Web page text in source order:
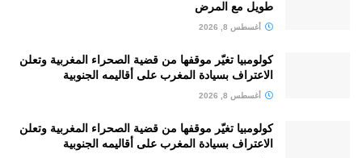
طويل مع المرض
أغسطس 8, 2026
كولومبيا تغيّر موقفها من قضية الصحراء المغربية وتعلن
الاعتراف بسيادة المغرب على أقاليمه الجنوبية
أغسطس 8, 2026
كولومبيا تغيّر موقفها من قضية الصحراء المغربية وتعلن
الاعتراف بسيادة المغرب على أقاليمه الجنوبية